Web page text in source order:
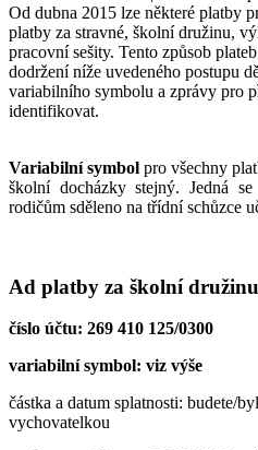
Od dubna 2015 lze některé platby
platby za stravné, školní družinu,
pracovní sešity. Tento způsob
dodržení níže uvedeného postupu
variabilního symbolu a zprávy pro
identifikovat.
Variabilní symbol pro všechny
školní docházky stejný. Jedná
rodičům sděleno na třídní schůzce
Ad platby za školní družinu
číslo účtu: 269 410 125/0300
variabilní symbol: viz výše
částka a datum splatnosti: budete/
vychovatelkou